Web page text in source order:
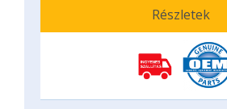
Részletek